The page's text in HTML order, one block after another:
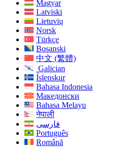
Magyar
Latviski
Lietuvių
Norsk
Türkçe
Bosanski
中文 (繁體)
Galician
Íslenskur
Bahasa Indonesia
Македонски
Bahasa Melayu
नेपाली
فارسی
Português
Română